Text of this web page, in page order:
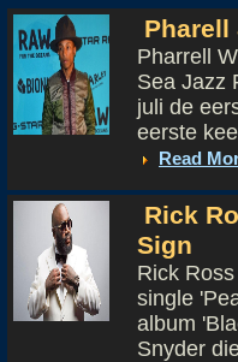
Pharell
Pharrell
Sea Jazz
juli de
eerste
Read
Rick
Sign
Rick
single
album
Snyder